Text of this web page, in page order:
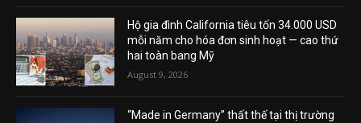
Hộ gia đình California tiêu tốn 34.000 USD
mỗi năm cho hóa đơn sinh hoạt — cao thứ
hai toàn bang Mỹ
August 9, 2026
“Made in Germany” thất thế tại thị trường